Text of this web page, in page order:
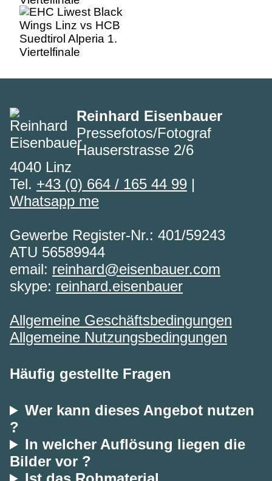
Reinhard Eisenbauer
Pressefotos/Fotograf
Hauserstrasse 2/6
4040 Linz
Tel. +43 (0) 664 / 165 44 99 |
Whatsapp me
Gewerbe Register-Nr.: 401/59243
ATU 56589944
email: reinhard@eisenbauer.com
skype: reinhard.eisenbauer
Allgemeine Geschäftsbedingungen
Allgemeine Nutzungsbedingungen
Häufig gestellte Fragen
Wer kann dieses Angebot nutzen
?
In welcher Auflösung liegen die
Bilder vor ?